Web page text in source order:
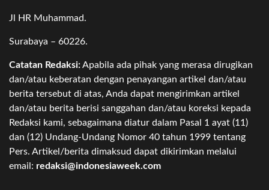
Jl HR Muhammad.
Surabaya – 60226.
Catatan Redaksi:Apabila ada pihak yang merasa dirugikan
dan/atau keberatan dengan penayangan artikel dan/atau
berita tersebut di atas, Anda dapat mengirimkan artikel
dan/atau berita berisi sanggahan dan/atau koreksi kepada
Redaksi kami, sebagaimana diatur dalam Pasal 1 ayat (11)
dan (12) Undang-Undang Nomor 40 tahun 1999 tentang
Pers. Artikel/berita dimaksud dapat dikirimkan melalui
email: redaksi@indonesiaweek.com